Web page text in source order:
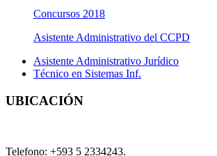
Concursos 2018
Asistente Administrativo del CCPD
Asistente Administrativo Jurídico
Técnico en Sistemas Inf.
UBICACIÓN
Telefono: +593 5 2334243.